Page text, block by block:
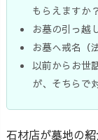
もらえますか？
お墓の引っ越
お墓へ戒名（
以前からお世
が、そちらで
石材店が墓地の